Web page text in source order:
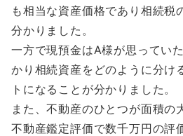
も相当な資産価格であり相続税
分かりました。
一方で現預金はA様が思ってい
かり相続資産をどのように分け
トになることが分かりました。
また、不動産のひとつが面積の
不動産鑑定評価で数千万円の評